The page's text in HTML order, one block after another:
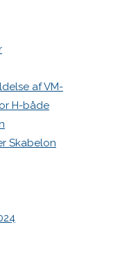
af VM-
H-både
Skabelon